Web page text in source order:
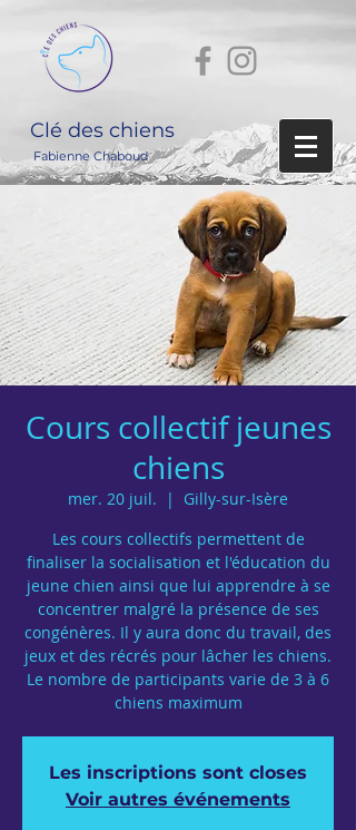
Clé des chiens
Fabienne Chaboud
Cours collectif jeunes
chiens
mer. 20 juil.
  |
Gilly-sur-Isère
Les cours collectifs permettent de
finaliser la socialisation et l'éducation du
jeune chien ainsi que lui apprendre à se
concentrer malgré la présence de ses
congénères. Il y aura donc du travail, des
jeux et des récrés pour lâcher les chiens.
Le nombre de participants varie de 3 à 6
chiens maximum
Les inscriptions sont closes
Voir autres événements